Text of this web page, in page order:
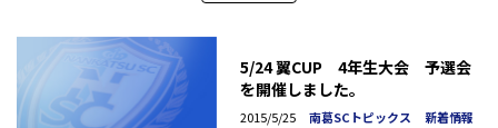
5/24 翼CUP 4年生大会 予選会
を開催しました。
2015/5/25 南葛SCトピックス
新着情報